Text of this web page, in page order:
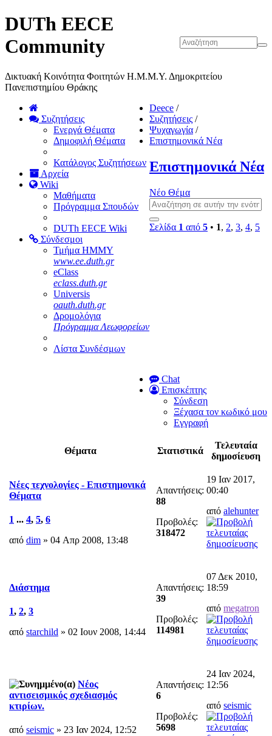
DUTh EECE
Community
Δικτυακή Κοινότητα Φοιτητών Η.Μ.Μ.Υ. Δημοκριτείου
Πανεπιστημίου Θράκης
Συζητήσεις
Ενεργά Θέματα
Δημοφιλή Θέματα
Κατάλογος Συζητήσεων
Αρχεία
Wiki
Μαθήματα
Πρόγραμμα Σπουδών
DUTh EECE Wiki
Σύνδεσμοι
Τμήμα ΗΜΜΥ
www.ee.duth.gr
eClass
eclass.duth.gr
Universis
oauth.duth.gr
Δρομολόγια
Πρόγραμμα Λεωφορείων
Λίστα Συνδέσμων
Chat
Επισκέπτης
Σύνδεση
Ξέχασα τον κωδικό μου
Εγγραφή
Deece /
Συζητήσεις /
Ψυχαγωγία /
Επιστημονικά Νέα
Επιστημονικά Νέα
Νέο Θέμα
Σελίδα 1 από 5 • 1, 2, 3, 4, 5
Θέματα Στατιστικά
Τελευταία
δημοσίευση
Νέες τεχνολογίες - Επιστημονικά
Θέματα
1 ... 4, 5, 6
από dim » 04 Απρ 2008, 13:48
Απαντήσεις:
88
Προβολές:
318472
19 Ιαν 2017,
00:40
από alehunter
Διάστημα
1, 2, 3
από starchild » 02 Ιουν 2008, 14:44
Απαντήσεις:
39
Προβολές:
114981
07 Δεκ 2010,
18:59
από megatron
Νέος
αντισεισμικός σχεδιασμός
κτιρίων.
από seismic » 23 Ιαν 2024, 12:52
Απαντήσεις:
6
Προβολές:
5698
24 Ιαν 2024,
12:56
από seismic